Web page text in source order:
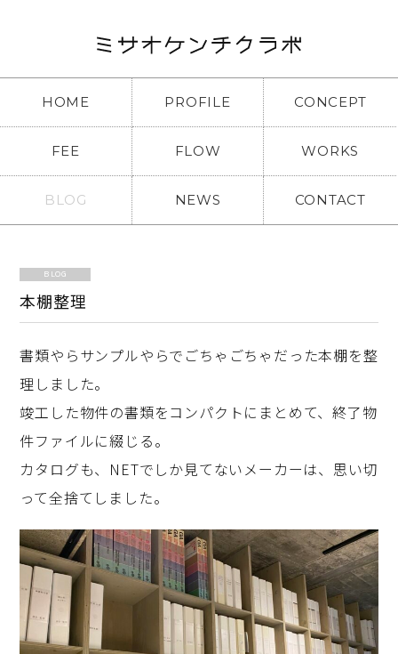
HOME PROFILE CONCEPT
FEE FLOW WORKS
BLOG NEWS CONTACT
BLOG
本棚整理
書類やらサンプルやらでごちゃごちゃだった本棚を整
理しました。
竣工した物件の書類をコンパクトにまとめて、終了物
件ファイルに綴じる。
カタログも、NETでしか見てないメーカーは、思い切
って全捨てしました。